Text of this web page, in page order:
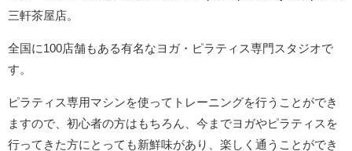
三軒茶屋店。
全国に100店舗もある有名なヨガ・ピラティス専門スタジオで
す。
ピラティス専用マシンを使ってトレーニングを行うことができ
ますので、初心者の方はもちろん、今までヨガやピラティスを
行ってきた方にとっても新鮮味があり、楽しく通うことができ